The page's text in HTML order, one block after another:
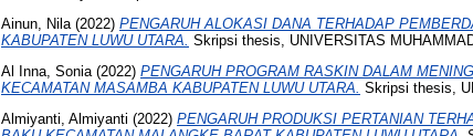
Ainun, Nila(2022) PENGARUH ALOKASI DANA TERHADAP
KABUPATEN LUWU UTARA. Skripsi thesis, UNIVERSITAS
Al Inna, Sonia (2022) PENGARUH PROGRAM RASKIN DALAM
KECAMATAN MASAMBA KABUPATEN LUWU UTARA. Skripsi thesis,
Almiyanti, Almiyanti (2022) PENGARUH PRODUKSI PERTANIAN